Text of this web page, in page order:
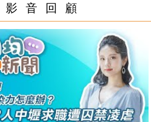
影 音 回 顧